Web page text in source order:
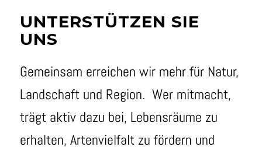
UNTERSTÜTZEN SIE
UNS
Gemeinsam erreichen wir mehr für Natur,
Landschaft und Region. Wer mitmacht,
trägt aktiv dazu bei, Lebensräume zu
erhalten, Artenvielfalt zu fördern und